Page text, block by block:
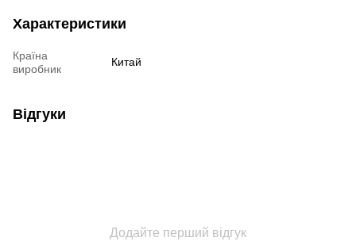
Характеристики
Країна
виробник
Китай
Відгуки
Додайте перший відгук